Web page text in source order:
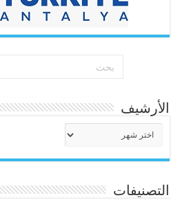
الأرشيف
التصنيفات